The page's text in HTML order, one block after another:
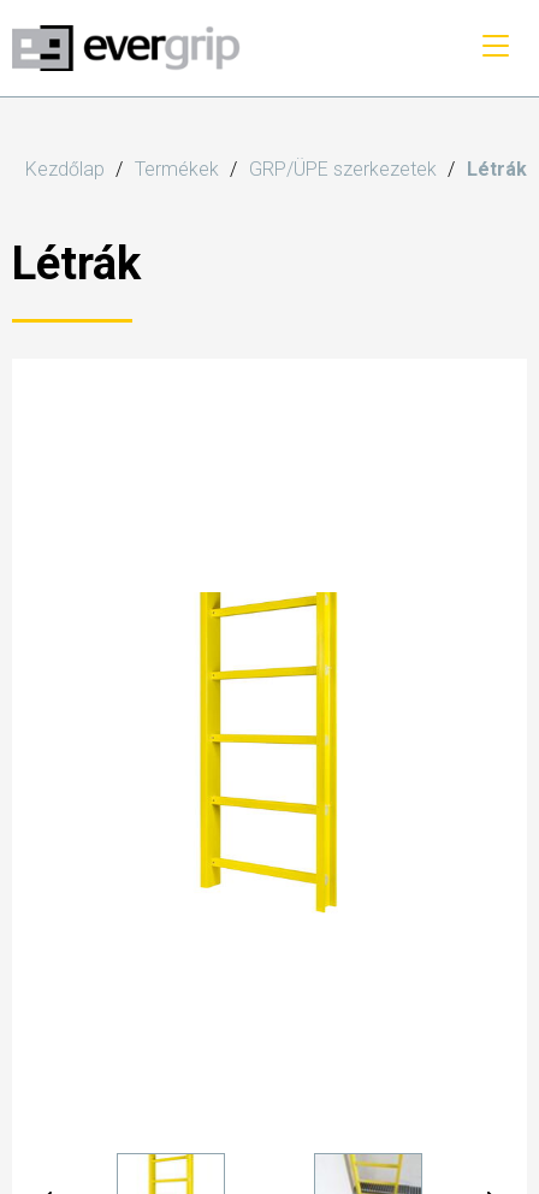
Kezdőlap Termékek GRP/ÜPE szerkezetek Létrák
Létrák